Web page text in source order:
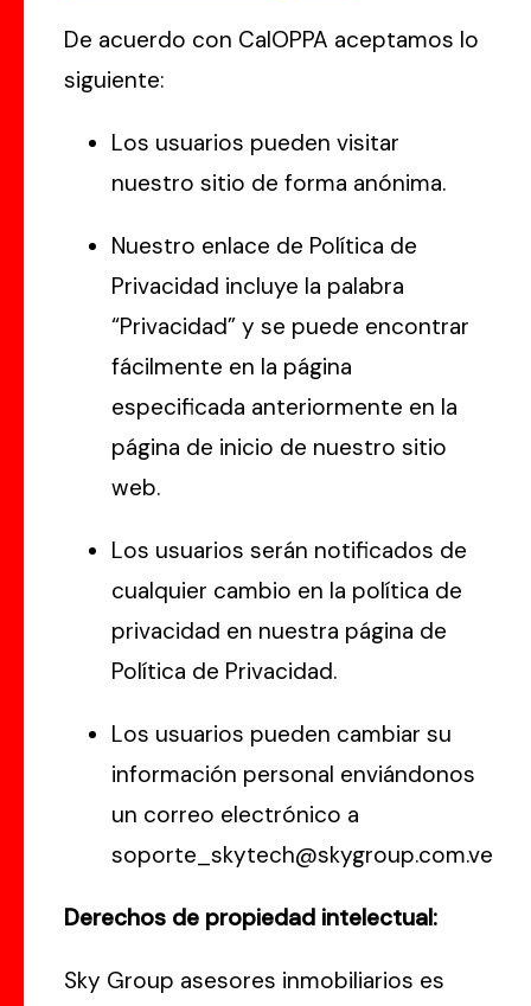
De acuerdo con CalOPPA aceptamos lo
siguiente:
Los usuarios pueden visitar
nuestro sitio de forma anónima.
Nuestro enlace de Política de
Privacidad incluye la palabra
“Privacidad” y se puede encontrar
fácilmente en la página
especificada anteriormente en la
página de inicio de nuestro sitio
web.
Los usuarios serán notificados de
cualquier cambio en la política de
privacidad en nuestra página de
Política de Privacidad.
Los usuarios pueden cambiar su
información personal enviándonos
un correo electrónico a
soporte_skytech@skygroup.com.ve
Derechos de propiedad intelectual:
Sky Group asesores inmobiliarios es